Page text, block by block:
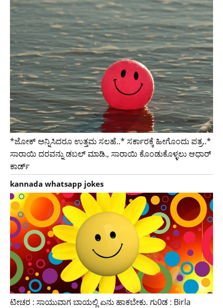
*ಜೋಕ್ ಅನ್ನಿಸಿದರೂ ಉತ್ತಮ ಸಲಹೆ..* ಸರ್ಕಾರಕ್ಕೆ ಹೀಗೊಂದು ಪತ್ರ..*
ಸಾರಾಯಿ ದರವನ್ನು ಡಬಲ್ ಮಾಡಿ., ಸಾರಾಯಿ ಕೊಂಡುಕೊಳ್ಳಲು ಆಧಾರ್
ಕಾರ್ಡ್
kannada whatsapp jokes
ಟೀಚರ : ಸಾಯುವಾಗ ಬಾಯಲ್ಲಿ ಏನು ಹಾಕಬೇಕು. ಗು0ಡ : Birla